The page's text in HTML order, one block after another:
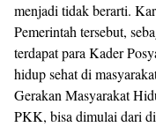
menjadi tidak berarti.
Pemerintah tersebut,
terdapat para Kader
hidup sehat di
Gerakan Masyarakat
PKK, bisa dimulai dari